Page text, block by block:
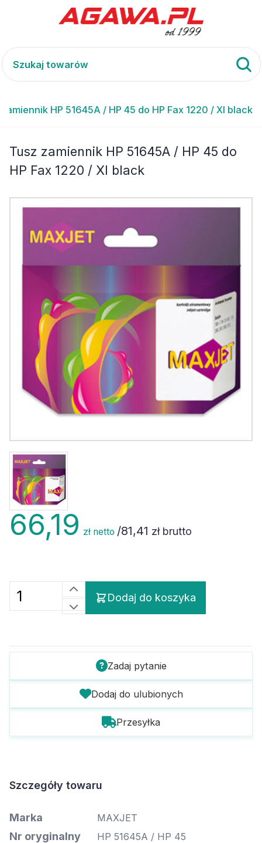
HP 51645A / HP 45 do HP Fax 1220 / XI black
Tusz zamiennik HP 51645A / HP 45 do
HP Fax 1220 / XI black
66,19 zł netto /81,41 zł brutto
Dodaj do koszyka
Zadaj pytanie
Dodaj do ulubionych
Przesyłka
Szczegóły towaru
Marka MAXJET
Nr oryginalny HP 51645A / HP 45